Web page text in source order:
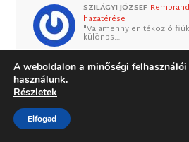
SZILÁGYI JÓZSEF
hazatérése
"Valamennyien tékozló
különbs…
MENYHÁRT MIKLÓS A
A weboldalon a minőségi
használunk.
Részletek
Elfogad